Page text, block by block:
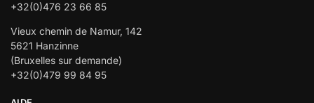
+32(0)476 23 66 85
Vieux chemin de Namur, 142
5621 Hanzinne
(Bruxelles sur demande)
+32(0)479 99 84 95